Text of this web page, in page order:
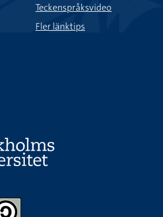
Teckenspråksvideo
Fler länktips